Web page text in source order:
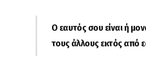
Ο εαυτός σου είναι ή
τους άλλους εκτός από